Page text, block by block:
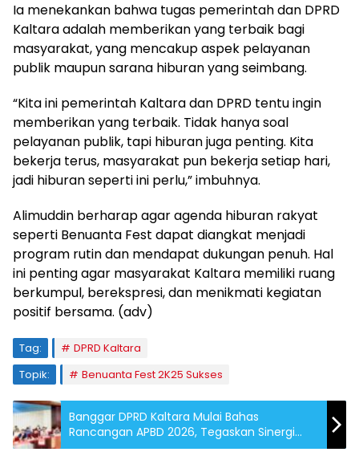
Ia menekankan bahwa tugas pemerintah dan DPRD
Kaltara adalah memberikan yang terbaik bagi
masyarakat, yang mencakup aspek pelayanan
publik maupun sarana hiburan yang seimbang.
“Kita ini pemerintah Kaltara dan DPRD tentu ingin
memberikan yang terbaik. Tidak hanya soal
pelayanan publik, tapi hiburan juga penting. Kita
bekerja terus, masyarakat pun bekerja setiap hari,
jadi hiburan seperti ini perlu,” imbuhnya.
Alimuddin berharap agar agenda hiburan rakyat
seperti Benuanta Fest dapat diangkat menjadi
program rutin dan mendapat dukungan penuh. Hal
ini penting agar masyarakat Kaltara memiliki ruang
berkumpul, berekspresi, dan menikmati kegiatan
positif bersama. (adv)
Tag:
DPRD Kaltara
Topik:
Benuanta Fest 2K25 Sukses
Banggar DPRD Kaltara Mulai Bahas
Rancangan APBD 2026, Tegaskan Sinergi
dengan Eksekutif